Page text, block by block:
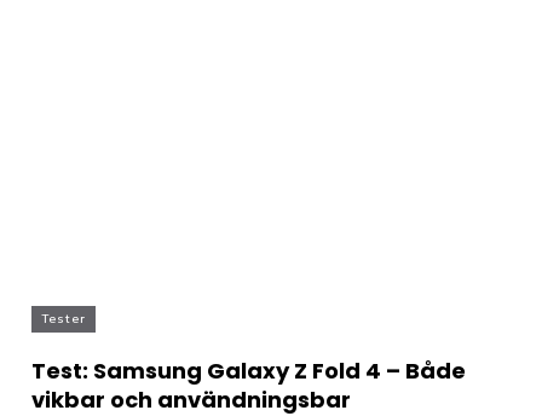
Tester
Test: Samsung Galaxy Z Fold 4 – Både
vikbar och användningsbar